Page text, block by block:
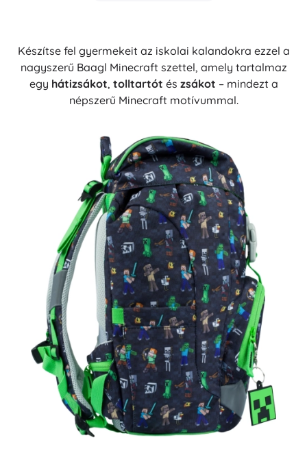
Készítse fel gyermekeit az iskolai kalandokra ezzel a
nagyszerű Baagl Minecraft szettel, amely tartalmaz
egy hátizsákot, tolltartót és zsákot – mindezt a
népszerű Minecraft motívummal.